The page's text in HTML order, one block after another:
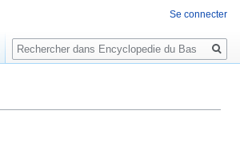
Se connecter
Rechercher